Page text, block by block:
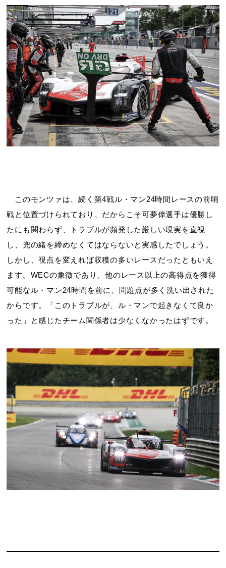
このモンツァは、続く第4戦ル・マン24時間レースの前哨
戦と位置づけられており、だからこそ可夢偉選手は優勝し
たにも関わらず、トラブルが頻発した厳しい現実を直視
し、兜の緒を締めなくてはならないと実感したでしょう。
しかし、視点を変えれば収穫の多いレースだったともいえ
ます。WECの象徴であり、他のレース以上の高得点を獲得
可能なル・マン24時間を前に、問題点が多く洗い出された
からです。「このトラブルが、ル・マンで起きなくて良か
った」と感じたチーム関係者は少なくなかったはずです。